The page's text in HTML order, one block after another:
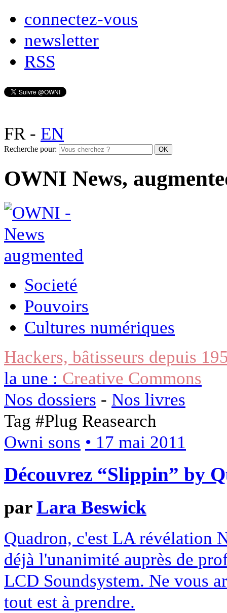
connectez-vous
newsletter
RSS
FR- EN
Recherche pour:
OWNI News,
Societé
Pouvoirs
Cultures numériques
Hackers, bâtisseurs depuis
la une : Creative Commons
Nos dossiers - Nos livres
Tag #Plug Reasearch
Owni sons • 17 mai 2011
Découvrez “Slippin” by
parLara Beswick
Quadron, c'est LA révélation
déjà l'unanimité auprès de
LCD Soundsystem. Ne vous
tout est à prendre.